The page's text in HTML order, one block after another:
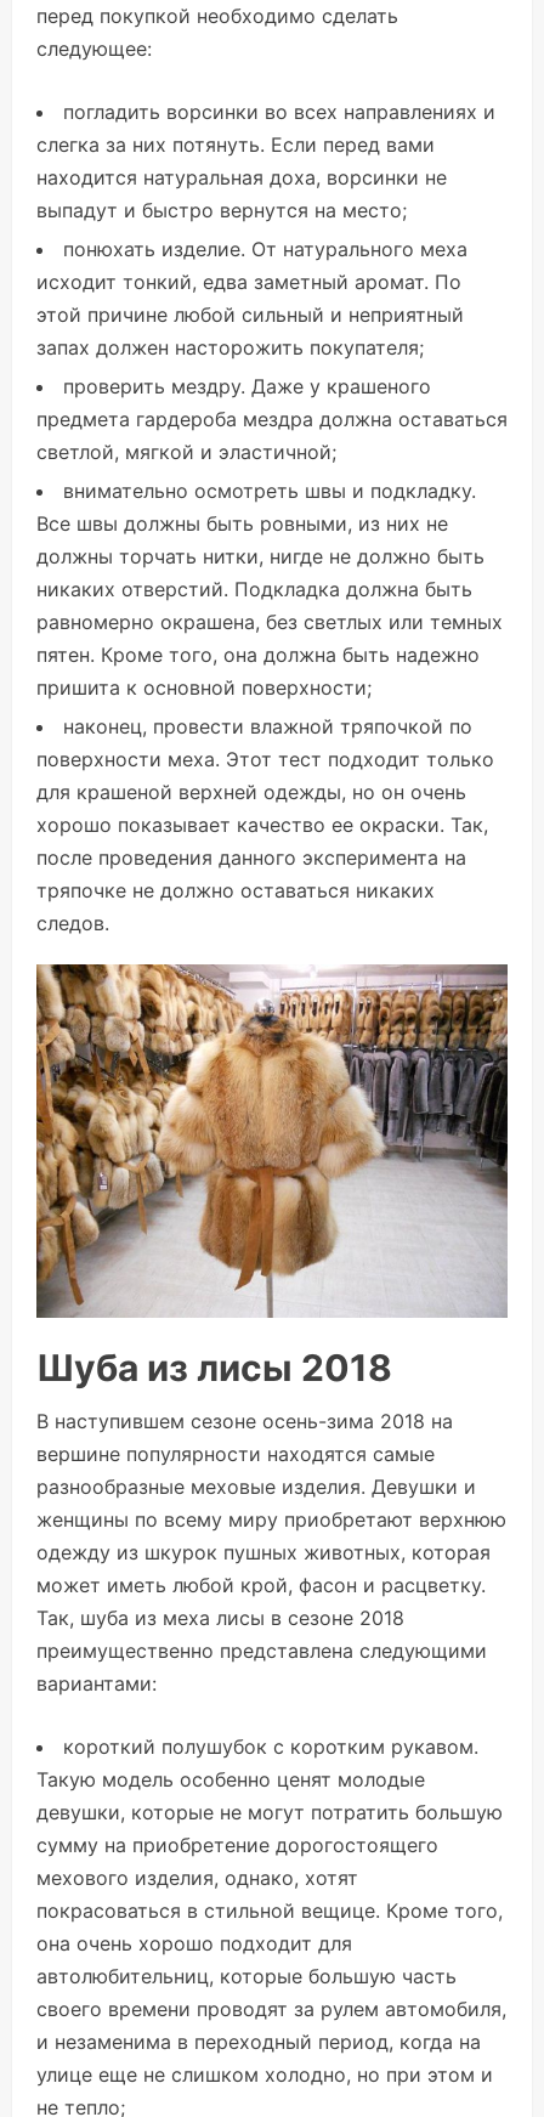
перед покупкой необходимо сделать
следующее:
погладить ворсинки во всех направлениях и
слегка за них потянуть. Если перед вами
находится натуральная доха, ворсинки не
выпадут и быстро вернутся на место;
понюхать изделие. От натурального меха
исходит тонкий, едва заметный аромат. По
этой причине любой сильный и неприятный
запах должен насторожить покупателя;
проверить мездру. Даже у крашеного
предмета гардероба мездра должна оставаться
светлой, мягкой и эластичной;
внимательно осмотреть швы и подкладку.
Все швы должны быть ровными, из них не
должны торчать нитки, нигде не должно быть
никаких отверстий. Подкладка должна быть
равномерно окрашена, без светлых или темных
пятен. Кроме того, она должна быть надежно
пришита к основной поверхности;
наконец, провести влажной тряпочкой по
поверхности меха. Этот тест подходит только
для крашеной верхней одежды, но он очень
хорошо показывает качество ее окраски. Так,
после проведения данного эксперимента на
тряпочке не должно оставаться никаких
следов.
Шуба из лисы 2018
В наступившем сезоне осень-зима 2018 на
вершине популярности находятся самые
разнообразные меховые изделия. Девушки и
женщины по всему миру приобретают верхнюю
одежду из шкурок пушных животных, которая
может иметь любой крой, фасон и расцветку.
Так, шуба из меха лисы в сезоне 2018
преимущественно представлена следующими
вариантами:
короткий полушубок с коротким рукавом.
Такую модель особенно ценят молодые
девушки, которые не могут потратить большую
сумму на приобретение дорогостоящего
мехового изделия, однако, хотят
покрасоваться в стильной вещице. Кроме того,
она очень хорошо подходит для
автолюбительниц, которые большую часть
своего времени проводят за рулем автомобиля,
и незаменима в переходный период, когда на
улице еще не слишком холодно, но при этом и
не тепло;